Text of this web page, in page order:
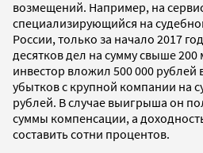
возмещений. Например, на
специализирующийся на
России, только за начало 2017
десятков дел на сумму свыше
инвестор вложил 500 000 рублей
убытков с крупной компании на
рублей. В случае выигрыша он
суммы компенсации, а
составить сотни процентов.